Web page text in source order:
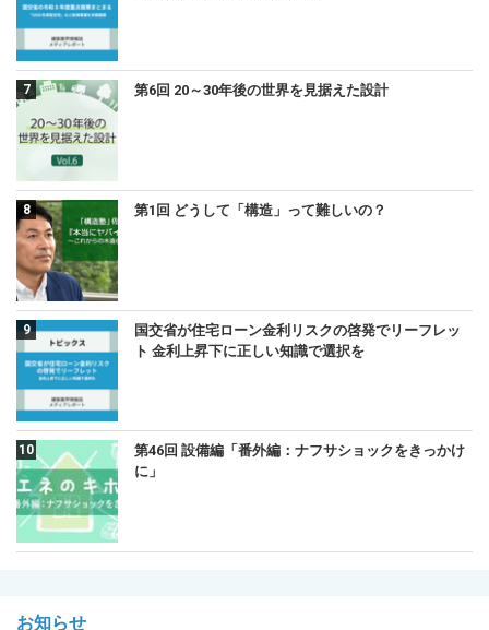
第6回 20～30年後の世界を見据えた設計
第1回 どうして「構造」って難しいの？
国交省が住宅ローン金利リスクの啓発でリーフレッ
ト 金利上昇下に正しい知識で選択を
第46回 設備編「番外編：ナフサショックをきっかけ
に」
お知らせ